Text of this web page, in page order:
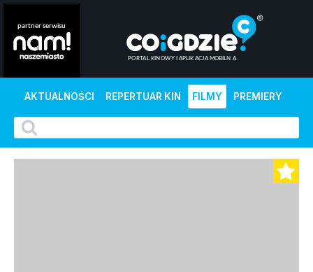
AKTUALNOŚCI REPERTUAR KIN FILMY PREMIERY